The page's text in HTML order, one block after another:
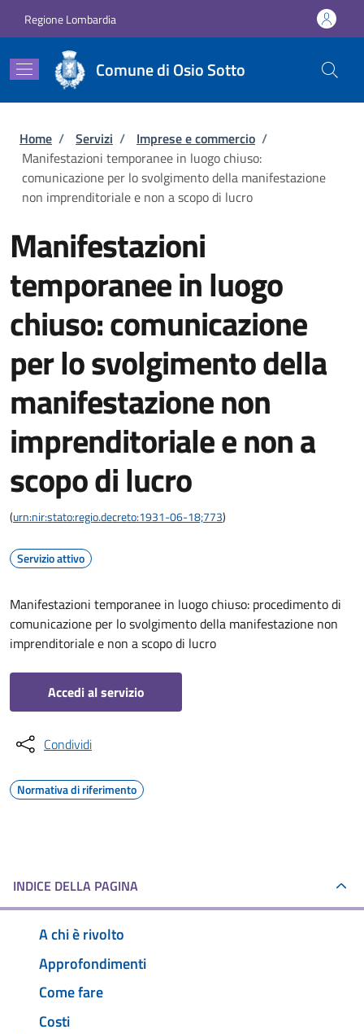
Regione Lombardia
Comune di Osio Sotto
Briciole di pane
Home / Servizi / Imprese e commercio /
Manifestazioni temporanee in luogo chiuso:
comunicazione per lo svolgimento della manifestazione
non imprenditoriale e non a scopo di lucro
Manifestazioni
temporanee in luogo
chiuso: comunicazione
per lo svolgimento della
manifestazione non
imprenditoriale e non a
scopo di lucro
(urn:nir:stato:regio.decreto:1931-06-18;773)
Servizio attivo
Manifestazioni temporanee in luogo chiuso: procedimento di
comunicazione per lo svolgimento della manifestazione non
imprenditoriale e non a scopo di lucro
Accedi al servizio
Condividi
Normativa di riferimento
INDICE DELLA PAGINA
A chi è rivolto
Approfondimenti
Come fare
Costi